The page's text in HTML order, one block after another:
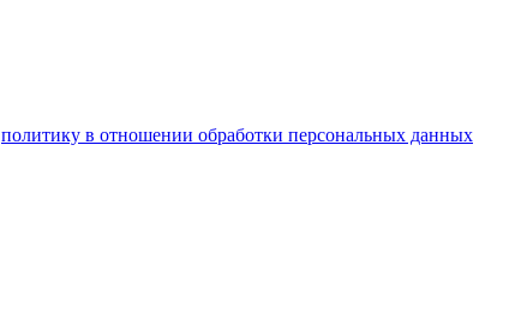
политику в отношении обработки персональных данных